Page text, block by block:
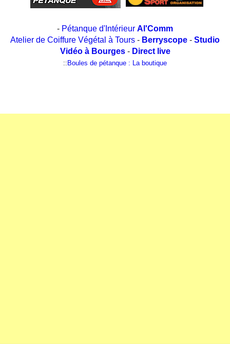
- Pétanque d'Intérieur Al'Comm
Atelier de Coiffure Végétal à Tours - Berryscope - Studio
Vidéo à Bourges- Direct live
:: Boules de pétanque : La boutique